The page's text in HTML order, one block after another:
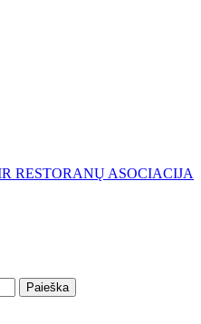
RESTORANŲ ASOCIACIJA